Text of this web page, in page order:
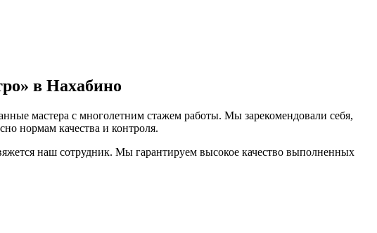
в Нахабино
мастера с многолетним стажем работы. Мы зарекомендовали себя,
нормам качества и контроля.
наш сотрудник. Мы гарантируем высокое качество выполненных